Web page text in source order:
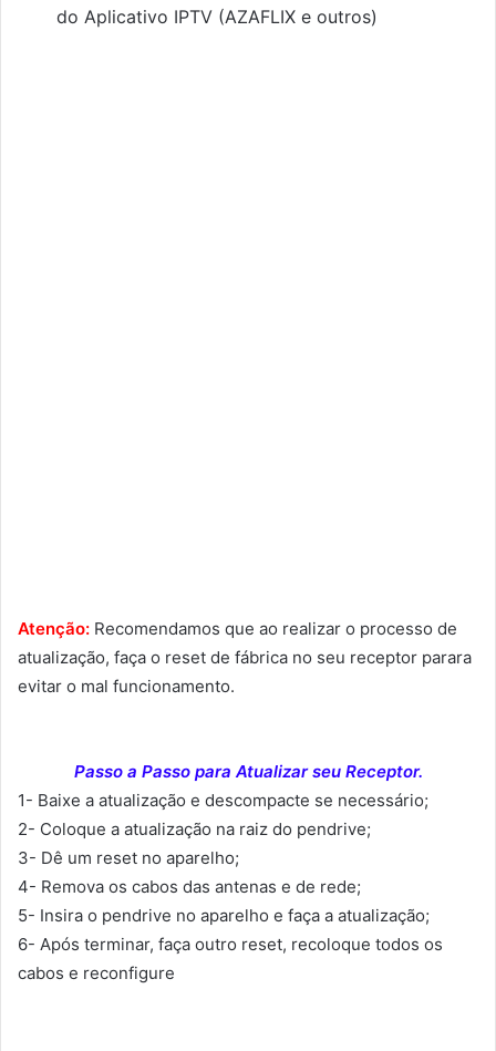
do Aplicativo IPTV (AZAFLIX e outros)
Atenção: Recomendamos que ao realizar o processo de
atualização, faça o reset de fábrica no seu receptor parara
evitar o mal funcionamento.
Passo a Passo para Atualizar seu Receptor.
1- Baixe a atualização e descompacte se necessário;
2- Coloque a atualização na raiz do pendrive;
3- Dê um reset no aparelho;
4- Remova os cabos das antenas e de rede;
5- Insira o pendrive no aparelho e faça a atualização;
6- Após terminar, faça outro reset, recoloque todos os
cabos e reconfigure